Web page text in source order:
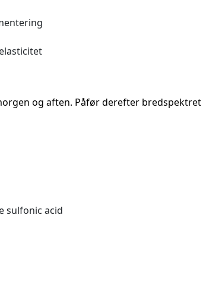
og aften. Påfør derefter bredspektret
sulfonic acid